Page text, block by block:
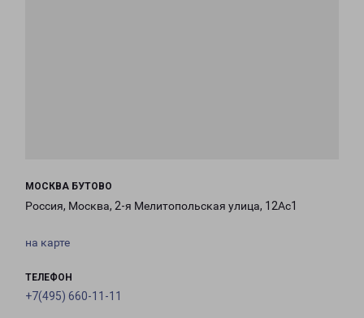
МОСКВА БУТОВО
Россия, Москва, 2-я Мелитопольская улица, 12Ас1
на карте
ТЕЛЕФОН
+7(495) 660-11-11